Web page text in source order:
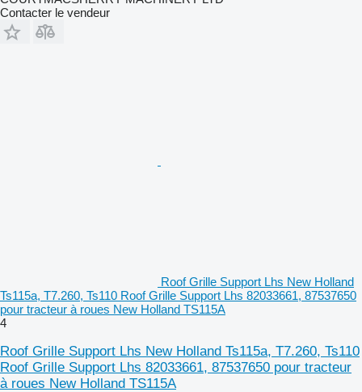
Contacter le vendeur
Roof Grille Support Lhs New Holland
Ts115a, T7.260, Ts110 Roof Grille Support Lhs 82033661, 87537650
pour tracteur à roues New Holland TS115A
4
Roof Grille Support Lhs New Holland Ts115a, T7.260, Ts110
Roof Grille Support Lhs 82033661, 87537650 pour tracteur
à roues New Holland TS115A